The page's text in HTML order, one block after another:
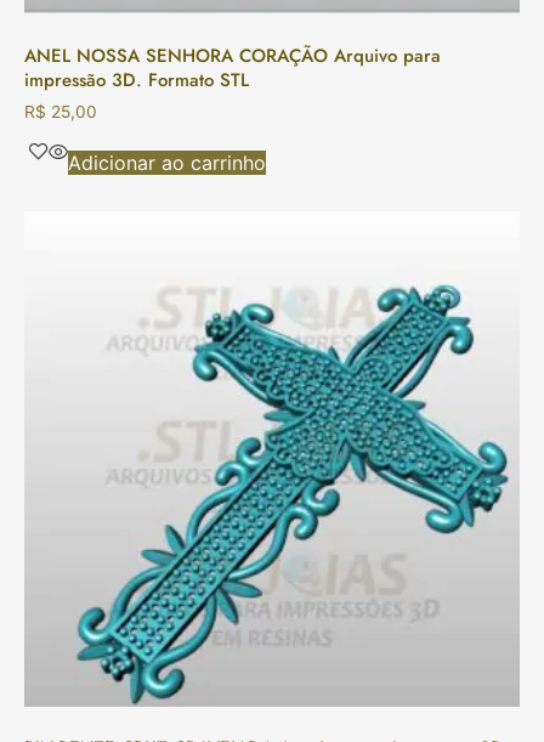
ANEL NOSSA SENHORA CORAÇÃO Arquivo para
impressão 3D. Formato STL
R$ 25,00
Adicionar ao carrinho